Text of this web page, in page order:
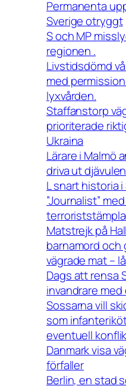
Permanenta
Sverige otryggt
S och MP
regionen .
Livstidsdömd
med
lyxvården.
Staffanstorp
prioriterade
Ukraina
Lärare i Malmö
driva ut
L snart historia
”Journalist”
Matstrejk på
barnamord och
vägrade mat –
Dags att rensa
invandrare
Sossarna vill
som
eventuell
Danmark visa
förfaller
Berlin, en stad